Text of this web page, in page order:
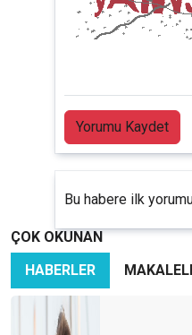
Yorumu Kaydet
Bu habere ilk
ÇOK OKUNAN
HABERLER